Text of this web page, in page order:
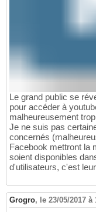
Le grand public se
pour accéder à
malheureusement
Je ne suis pas
concernés
Facebook mettront la
soient disponibles
d'utilisateurs, c'est
Grogro, le 23/05/2017 à